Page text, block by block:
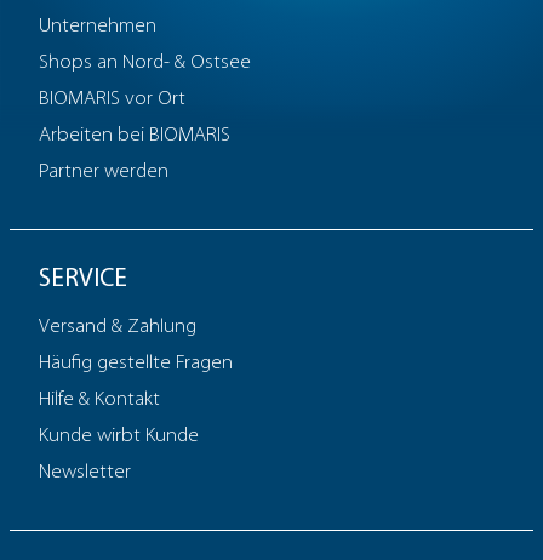
Sensitive
Unternehmen
Shops an Nord- & Ostsee
BIOMARIS vor Ort
Arbeiten bei BIOMARIS
Partner werden
SERVICE
Versand & Zahlung
Häufig gestellte Fragen
Hilfe & Kontakt
Kunde wirbt Kunde
Newsletter